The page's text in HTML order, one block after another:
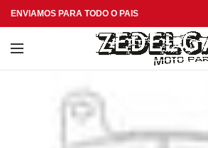
ENVIAMOS PARA TODO O PAIS